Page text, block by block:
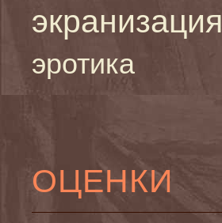
экранизация
эротика
ОЦЕНКИ